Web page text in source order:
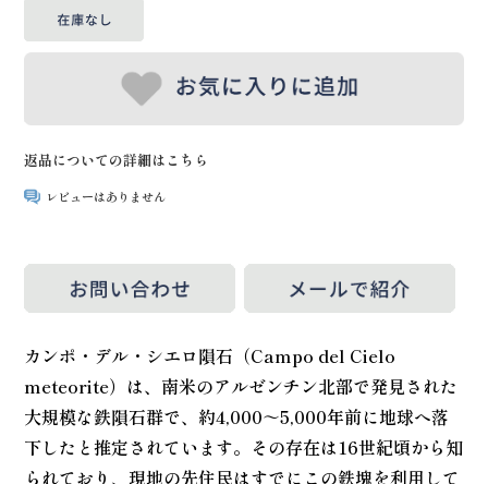
返品についての詳細はこちら
レビューはありません
カンポ・デル・シエロ隕石（Campo del Cielo
meteorite）は、南米のアルゼンチン北部で発見された
大規模な鉄隕石群で、約4,000～5,000年前に地球へ落
下したと推定されています。その存在は16世紀頃から知
られており、現地の先住民はすでにこの鉄塊を利用して